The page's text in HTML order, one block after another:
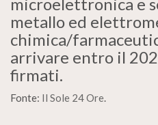
metallo ed
chimica/
arrivare entro il
firmati.
Fonte: Il Sole 24 Ore.